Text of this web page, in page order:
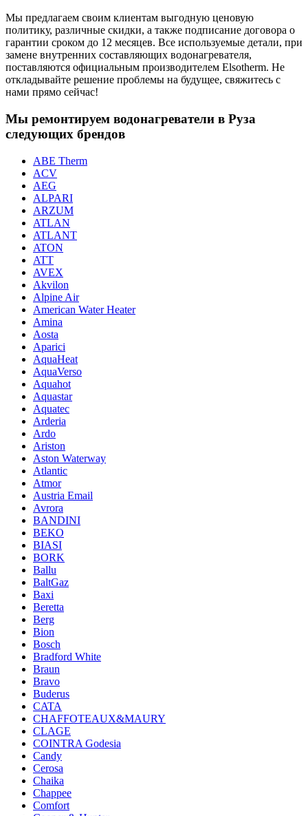
Мы предлагаем своим клиентам выгодную ценовую
политику, различные скидки, а также подписание договора о
гарантии сроком до 12 месяцев. Все используемые детали, при
замене внутренних составляющих водонагревателя,
поставляются официальным производителем Elsotherm. Не
откладывайте решение проблемы на будущее, свяжитесь с
нами прямо сейчас!
Мы ремонтируем водонагреватели в Руза
следующих брендов
ABE Therm
ACV
AEG
ALPARI
ARZUM
ATLAN
ATLANT
ATON
ATT
AVEX
Akvilon
Alpine Air
American Water Heater
Amina
Aosta
Aparici
AquaHeat
AquaVerso
Aquahot
Aquastar
Aquatec
Arderia
Ardo
Ariston
Aston Waterway
Atlantic
Atmor
Austria Email
Avrora
BANDINI
BEKO
BIASI
BORK
Ballu
BaltGaz
Baxi
Beretta
Berg
Bion
Bosch
Bradford White
Braun
Bravo
Buderus
CATA
CHAFFOTEAUX&MAURY
CLAGE
COINTRA Godesia
Candy
Cerosa
Chaika
Chappee
Comfort